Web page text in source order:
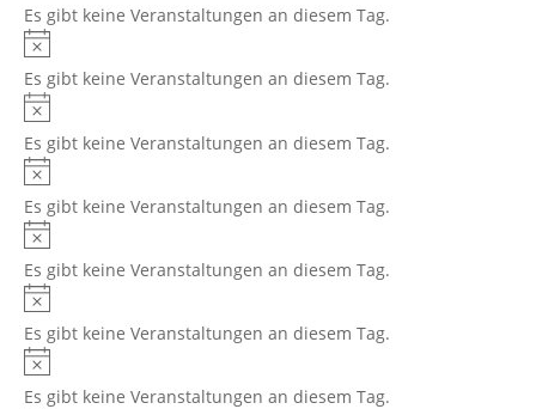
Es gibt keine Veranstaltungen an diesem Tag.
Hinweis
Es gibt keine Veranstaltungen an diesem Tag.
Hinweis
Es gibt keine Veranstaltungen an diesem Tag.
Hinweis
Es gibt keine Veranstaltungen an diesem Tag.
Hinweis
Es gibt keine Veranstaltungen an diesem Tag.
Hinweis
Es gibt keine Veranstaltungen an diesem Tag.
Hinweis
Es gibt keine Veranstaltungen an diesem Tag.